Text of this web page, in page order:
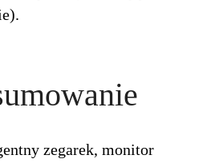
zegarek, monitor